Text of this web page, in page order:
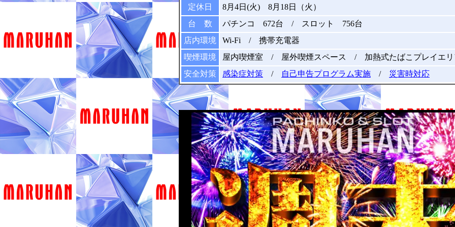
定休日
8月4日(火) 8月18日（火）
台 数
パチンコ 672台 / スロット 756台
店内環境
Wi-Fi / 携帯充電器
喫煙環境
屋内喫煙室 / 屋外喫煙スペース / 加熱式たばこプレイエリ
安全対策
感染症対策 / 自己申告プログラム実施 / 災害時対応